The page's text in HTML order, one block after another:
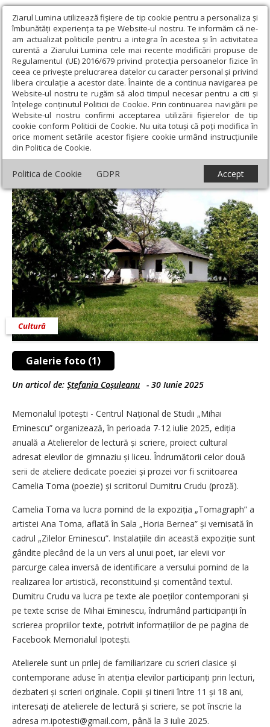
Ziarul Lumina utilizează fişiere de tip cookie pentru a personaliza și
îmbunătăți experiența ta pe Website-ul nostru. Te informăm că ne-
am actualizat politicile pentru a integra în acestea și în activitatea
curentă a Ziarului Lumina cele mai recente modificări propuse de
Regulamentul (UE) 2016/679 privind protecția persoanelor fizice în
ceea ce privește prelucrarea datelor cu caracter personal și privind
libera circulație a acestor date. Înainte de a continua navigarea pe
Website-ul nostru te rugăm să aloci timpul necesar pentru a citi și
înțelege conținutul Politicii de Cookie. Prin continuarea navigării pe
Website-ul nostru confirmi acceptarea utilizării fişierelor de tip
cookie conform Politicii de Cookie. Nu uita totuși că poți modifica în
orice moment setările acestor fişiere cookie urmând instrucțiunile
din Politica de Cookie.
Politica de Cookie GDPR Accept
Ziarul Lumina › Educaţie și Cultură › Cultură › Ateliere de
lectură și scriere la Ipotești
Ateliere de lectură și scriere la Ipotești
Galerie foto (1)
Cultură
Un articol de: Ștefania Coșuleanu - 30 Iunie 2025
Memorialul Ipotești - Centrul Național de Studii „Mihai
Eminescu” organizează, în perioada 7-12 iulie 2025, ediția
anuală a Atelierelor de lectură și scriere, proiect cultural
adresat elevilor de gimnaziu și liceu. Îndrumătorii celor două
serii de ateliere dedicate poeziei și prozei vor fi scriitoarea
Camelia Toma (poezie) și scriitorul Dumitru Crudu (proză).
Camelia Toma va lucra pornind de la expoziția „Tomagraph” a
artistei Ana Toma, aflată în Sala „Horia Bernea” și vernisată în
cadrul „Zilelor Eminescu”. Instalațiile din această expoziție sunt
gândite plecând de la un vers al unui poet, iar elevii vor
parcurge calea inversă de identificare a versului pornind de la
realizarea lor artistică, reconstituind și comentând textul.
Dumitru Crudu va lucra pe texte ale poeților contemporani și
pe texte scrise de Mihai Eminescu, îndrumând participanții în
scrierea propriilor texte, potrivit informațiilor de pe pagina de
Facebook Memorialul Ipotești.
Atelierele sunt un prilej de familiarizare cu scrieri clasice și
contemporane aduse în atenția elevilor participanți prin lecturi,
dezbateri și scrieri originale. Copiii și tinerii între 11 și 18 ani,
interesați de atelierele de lectură și scriere, se pot înscrie la
adresa m.ipotesti@gmail.com, până la 3 iulie 2025.